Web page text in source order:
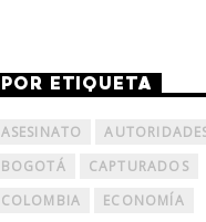
POR ETIQUETA
ASESINATO
BOGOTÁ
CAPTURADOS
COLOMBIA
ECONOMÍA